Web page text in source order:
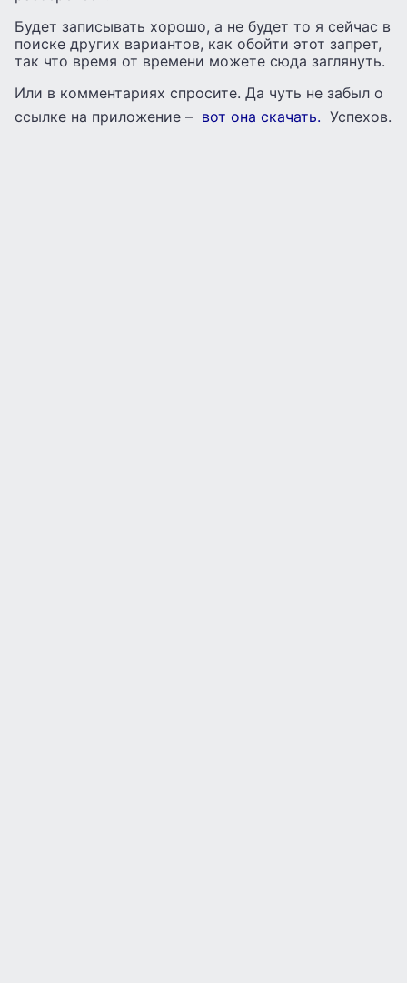
Будет записывать хорошо, а не будет то я сейчас в
поиске других вариантов, как обойти этот запрет,
так что время от времени можете сюда заглянуть.
Или в комментариях спросите. Да чуть не забыл о
ссылке на приложение – вот она скачать. Успехов.